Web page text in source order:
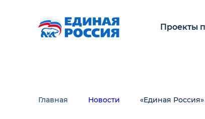
Проекты
Главная Новости «Единая